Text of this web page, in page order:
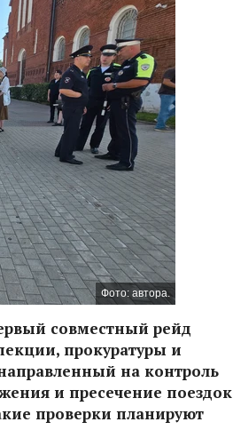
Фото: автора.
совместный рейд
прокуратуры и
на контроль
и пресечение поездок
проверки планируют